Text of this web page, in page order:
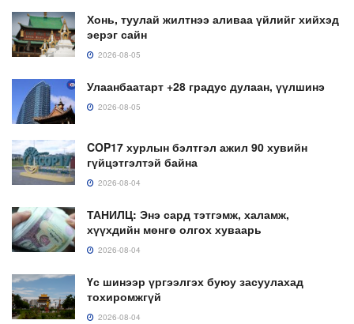
Хонь, туулай жилтнээ аливаа үйлийг хийхэд
эерэг сайн
2026-08-05
Улаанбаатарт +28 градус дулаан, үүлшинэ
2026-08-05
COP17 хурлын бэлтгэл ажил 90 хувийн
гүйцэтгэлтэй байна
2026-08-04
ТАНИЛЦ: Энэ сард тэтгэмж, халамж,
хүүхдийн мөнгө олгох хуваарь
2026-08-04
Үс шинээр үргээлгэх буюу засуулахад
тохиромжгүй
2026-08-04